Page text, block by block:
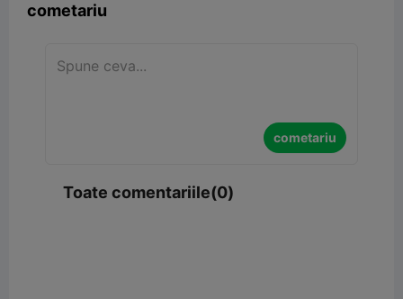
cometariu
cometariu
Toate comentariile(0)